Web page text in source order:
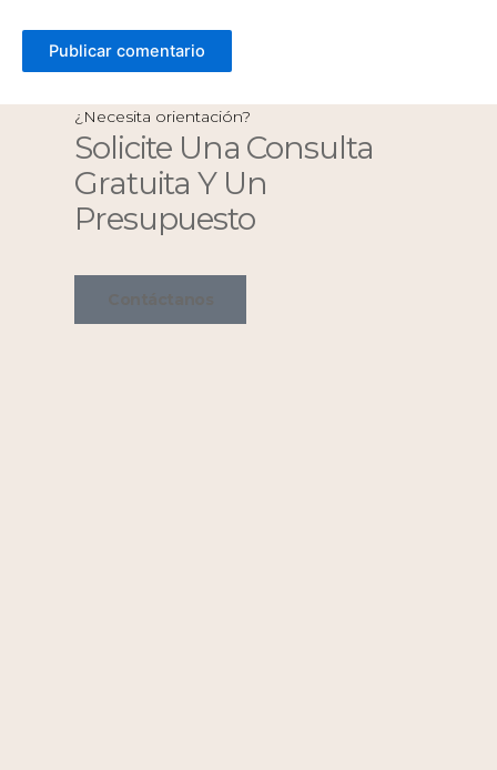
¿Necesita orientación?
Solicite Una Consulta
Gratuita Y Un
Presupuesto